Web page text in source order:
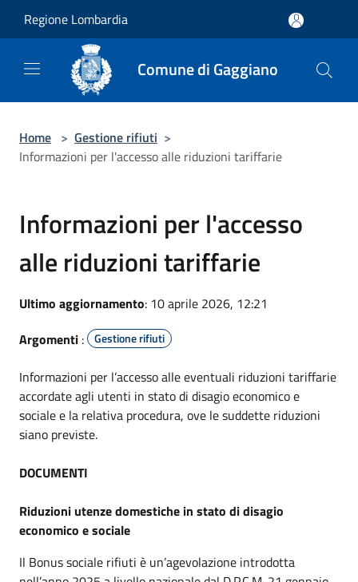
Regione Lombardia
Comune di Gaggiano
Home > Gestione rifiuti >
Informazioni per l'accesso alle riduzioni tariffarie
Informazioni per l'accesso
alle riduzioni tariffarie
Ultimo aggiornamento: 10 aprile 2026, 12:21
Argomenti : Gestione rifiuti
Informazioni per l’accesso alle eventuali riduzioni tariffarie
accordate agli utenti in stato di disagio economico e
sociale e la relativa procedura, ove le suddette riduzioni
siano previste.
DOCUMENTI
Riduzioni utenze domestiche in stato di disagio
economico e sociale
Il Bonus sociale rifiuti è un’agevolazione introdotta